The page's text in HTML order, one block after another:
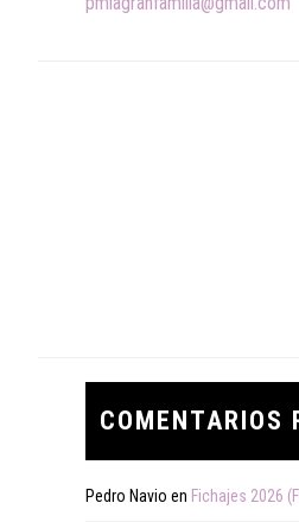
COMENTARIOS
Pedro Navio en Fichajes 2026